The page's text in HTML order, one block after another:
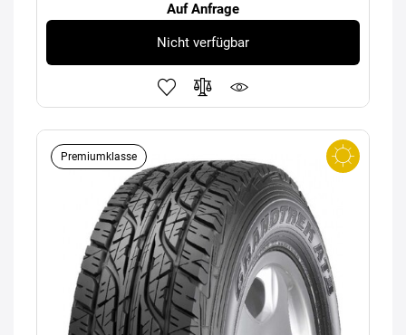
Auf Anfrage
Nicht verfügbar
Premiumklasse